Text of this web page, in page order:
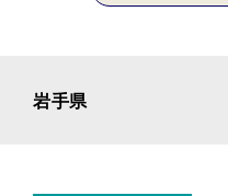
岩手県